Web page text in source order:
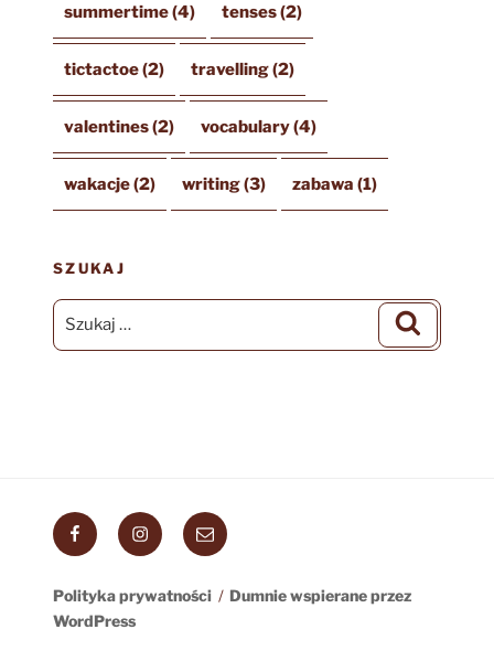
summertime(4) tenses(2)
tictactoe(2) travelling(2)
valentines(2) vocabulary(4)
wakacje(2) writing(3) zabawa (1)
SZUKAJ
Szukaj:
FacebookInstagram
Email
Polityka prywatności
Dumnie wspierane przez
WordPress